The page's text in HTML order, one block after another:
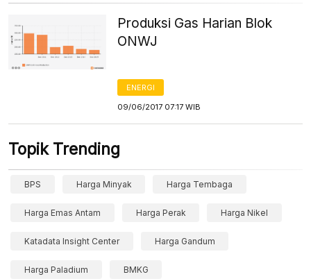
Produksi Gas Harian Blok
ONWJ
ENERGI
09/06/2017 07:17 WIB
Topik Trending
BPS Harga Minyak Harga Tembaga
Harga Emas Antam Harga Perak Harga Nikel
Katadata Insight Center Harga Gandum
Harga Paladium BMKG